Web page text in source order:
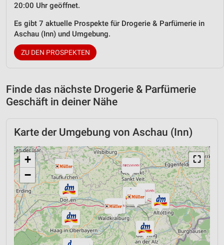
20:00 Uhr geöffnet.
Es gibt 7 aktuelle Prospekte für Drogerie & Parfümerie in
Aschau (Inn) und Umgebung.
ZU DEN PROSPEKTEN
Finde das nächste Drogerie & Parfümerie
Geschäft in deiner Nähe
Karte der Umgebung von Aschau (Inn)
⛶
+
−